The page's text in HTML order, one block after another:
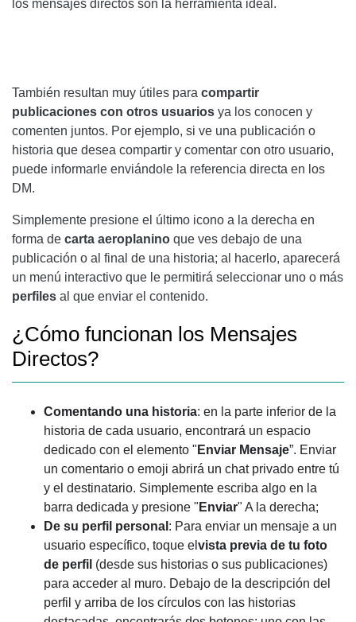
los mensajes directos son la herramienta ideal.
También resultan muy útiles para compartir
publicaciones con otros usuarios ya los conocen y
comenten juntos. Por ejemplo, si ve una publicación o
historia que desea compartir y comentar con otro usuario,
puede informarle enviándole la referencia directa en los
DM.
Simplemente presione el último icono a la derecha en
forma de carta aeroplanino que ves debajo de una
publicación o al final de una historia; al hacerlo, aparecerá
un menú interactivo que le permitirá seleccionar uno o más
perfiles al que enviar el contenido.
¿Cómo funcionan los Mensajes
Directos?
Comentando una historia: en la parte inferior de la
historia de cada usuario, encontrará un espacio
dedicado con el elemento " Enviar Mensaje”. Enviar
un comentario o emoji abrirá un chat privado entre tú
y el destinatario. Simplemente escriba algo en la
barra dedicada y presione " Enviar" A la derecha;
De su perfil personal : Para enviar un mensaje a un
usuario específico, toque el vista previa de tu foto
de perfil (desde sus historias o sus publicaciones)
para acceder al muro. Debajo de la descripción del
perfil y arriba de los círculos con las historias